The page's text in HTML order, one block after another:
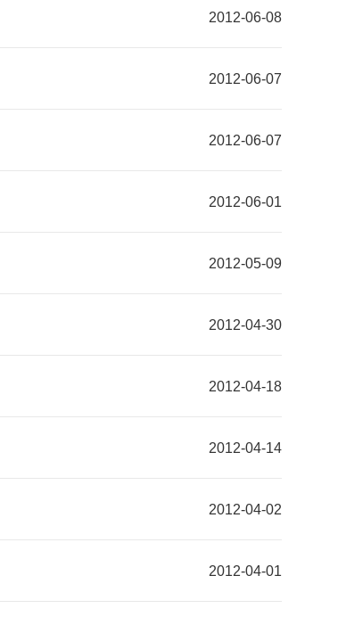
2012-06-08
2012-06-07
2012-06-07
2012-06-01
2012-05-09
2012-04-30
2012-04-18
2012-04-14
2012-04-02
2012-04-01